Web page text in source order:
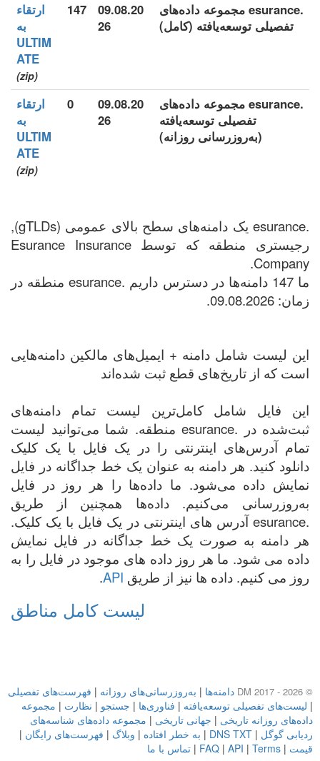
.esurance مجموعه داده‌های
تفصیلی توسعه‌یافته (کامل)
09.08.20
26
147
ارتقاء
به
ULTIM
ATE
(zip)
.esurance مجموعه داده‌های
تفصیلی توسعه‌یافته
(به‌روزرسانی روزانه)
09.08.20
26
0
ارتقاء
به
ULTIM
ATE
(zip)
.esurance یک دامنه‌های سطح بالای عمومی (gTLDs),
رجیستری منطقه که توسط Esurance Insurance
Company.
ما 147 دامنه‌ها در دسترس داریم .esurance منطقه در
زمان: 09.08.2026.
این لیست شامل دامنه + ایمیل‌های مالکین دامنه‌هایی
است که از تاریخ‌های قطع ثبت شده‌اند
این فایل شامل کامل‌ترین لیست تمام دامنه‌های
ثبت‌شده در .esurance منطقه. شما می‌توانید لیست
تمام آدرس‌های اینترنتی را در یک فایل با یک کلیک
دانلود کنید. هر دامنه به عنوان یک خط جداگانه در فایل
نمایش داده می‌شود. ما داده‌ها را هر روز در فایل
به‌روزرسانی می‌کنیم. داده‌ها همچنین از طریق
.esurance آدرس های اینترنتی در یک فایل با یک کلیک.
هر دامنه به صورت یک خط جداگانه در فایل نمایش
داده می شود. ما هر روز داده های موجود در فایل را به
روز می کنیم. داده ها نیز از طریق API
.
لیست کامل مناطق
© DM 2017 - 2026 دامنه‌ها | به‌روزرسانی‌های روزانه | فهرست‌های تفصیلی
| لیست‌های تفصیلی توسعه‌یافته | فناوری‌ها | جستجو | نظارت | مجموعه
داده‌های روزانه تاریخی | جهانی تاریخی | مجموعه داده‌های شناسه‌های
ردیابی گوگل |
DNS TXT
| به خطر افتاده | وبلاگ | فهرست‌های رایگان |
قیمت |
FAQ | API | Terms
| تماس با ما